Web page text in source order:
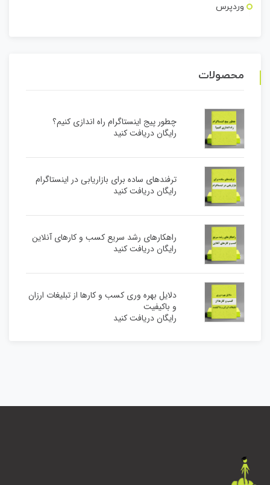
وردپرس
محصولات
چطور پیج اینستاگرام راه اندازی کنیم؟
رایگان دریافت کنید
ترفندهای ساده برای بازاریابی در اینستاگرام
رایگان دریافت کنید
راهکارهای رشد سریع کسب و کارهای آنلاین
رایگان دریافت کنید
دلایل بهره وری کسب و کارها از تبلیغات ارزان
و باکیفیت
رایگان دریافت کنید